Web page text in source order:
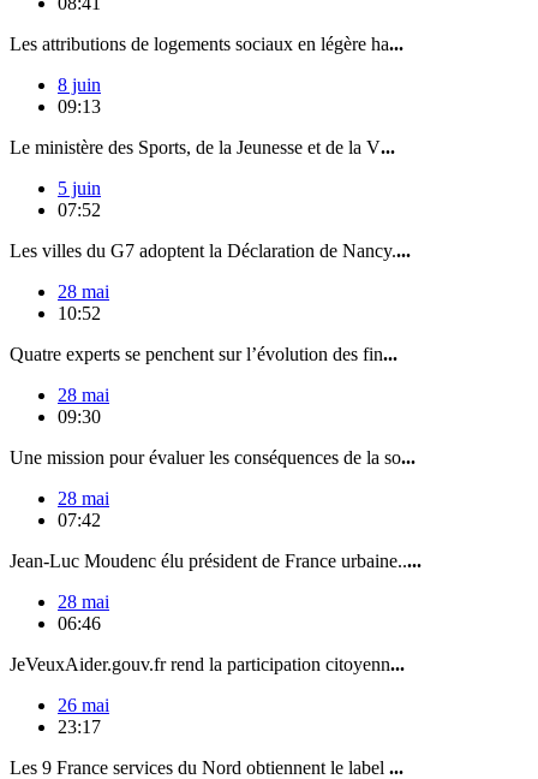
Les attributions de logements sociaux en légère ha...
8 juin
09:13
Le ministère des Sports, de la Jeunesse et de la V...
5 juin
07:52
Les villes du G7 adoptent la Déclaration de Nancy....
28 mai
10:52
Quatre experts se penchent sur l’évolution des fin...
28 mai
09:30
Une mission pour évaluer les conséquences de la so...
28 mai
07:42
Jean-Luc Moudenc élu président de France urbaine.....
28 mai
06:46
JeVeuxAider.gouv.fr rend la participation citoyenn...
26 mai
23:17
Les 9 France services du Nord obtiennent le label ...